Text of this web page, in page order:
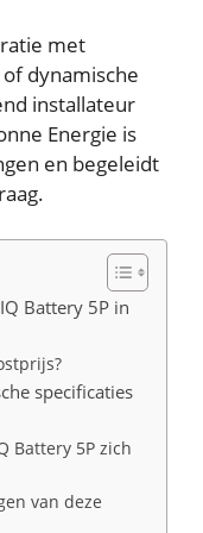
met
dynamische
installateur
Energie is
en begeleidt
Battery 5P in
specificaties
Battery 5P zich
van deze